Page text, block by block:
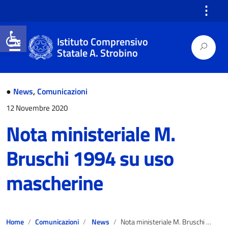
Open toolbar
⋮
Istituto Comprensivo
Statale A. Strobino
● News, Comunicazioni
12 Novembre 2020
Nota ministeriale M.
Bruschi 1994 su uso
mascherine
Home Comunicazioni News Nota ministeriale M. Bruschi 1994 su uso mascherine